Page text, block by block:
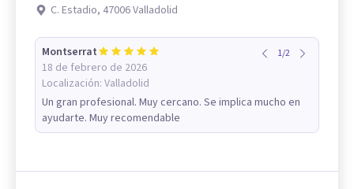
C. Estadio, 47006 Valladolid
Montserrat
18 de febrero de 2026
Localización: Valladolid
1/2
Un gran profesional. Muy cercano. Se implica mucho en
ayudarte. Muy recomendable